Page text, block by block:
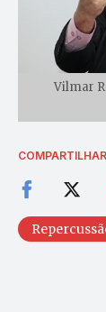
Vilmar
COMPARTILHAR